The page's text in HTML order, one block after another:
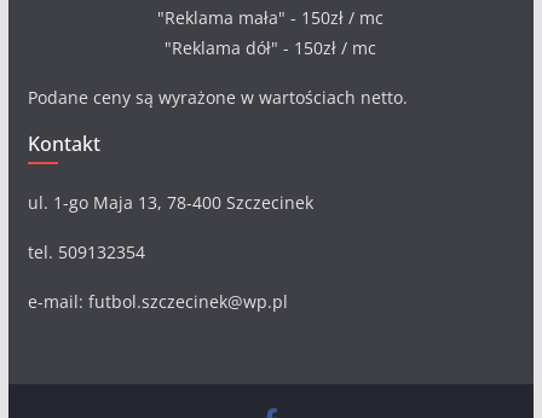
"Reklama mała" - 150zł / mc
"Reklama dół" - 150zł / mc
Podane ceny są wyrażone w wartościach netto.
Kontakt
ul. 1-go Maja 13, 78-400 Szczecinek
tel. 509132354
e-mail: futbol.szczecinek@wp.pl